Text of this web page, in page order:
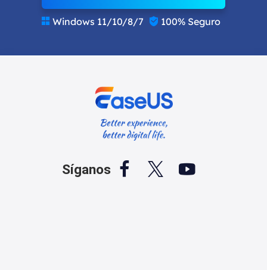
 Windows 11/10/8/7  100% Seguro
Síganos   